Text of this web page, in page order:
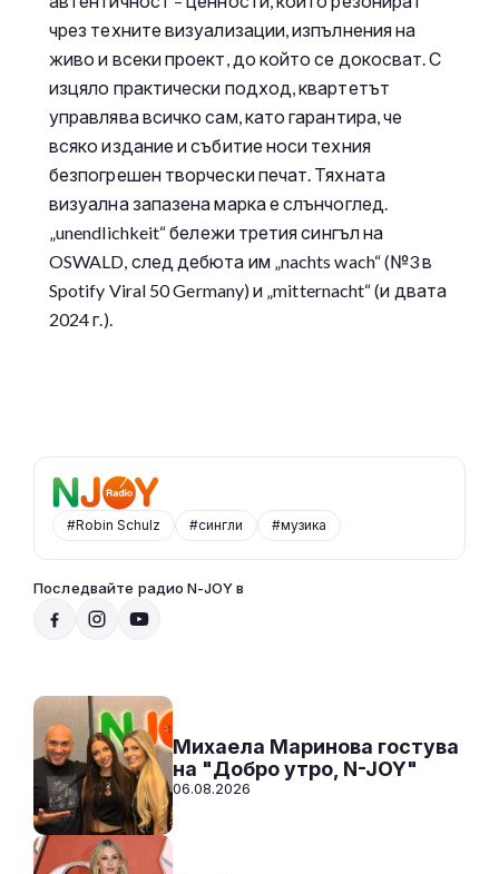
чрез техните визуализации, изпълнения на
живо и всеки проект, до който се докосват. С
изцяло практически подход, квартетът
управлява всичко сам, като гарантира, че
всяко издание и събитие носи техния
безпогрешен творчески печат. Тяхната
визуална запазена марка е слънчоглед.
„unendlichkeit“ бележи третия сингъл на
OSWALD, след дебюта им „nachts wach“ (№3 в
Spotify Viral 50 Germany) и „mitternacht“ (и двата
2024 г.).
#Robin Schulz #сингли #музика
Последвайте радио N-JOY в
СЛУШАЙ
10:00 - 14:00
Михаела Маринова гостува
на "Добро утро, N-JOY"
06.08.2026